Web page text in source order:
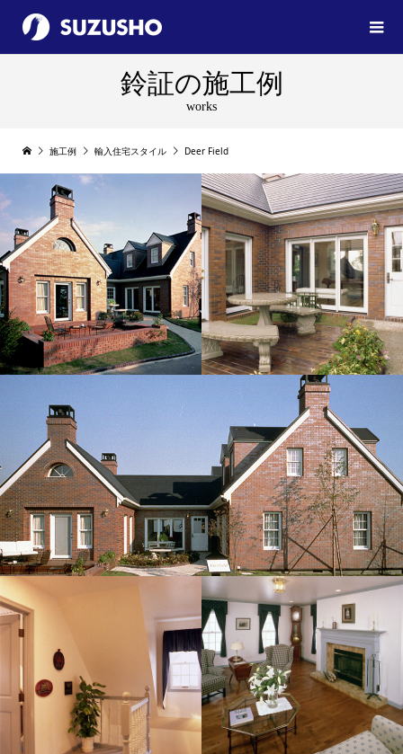
鈴証の施工例
works
施工例 輸入住宅スタイル Deer Field